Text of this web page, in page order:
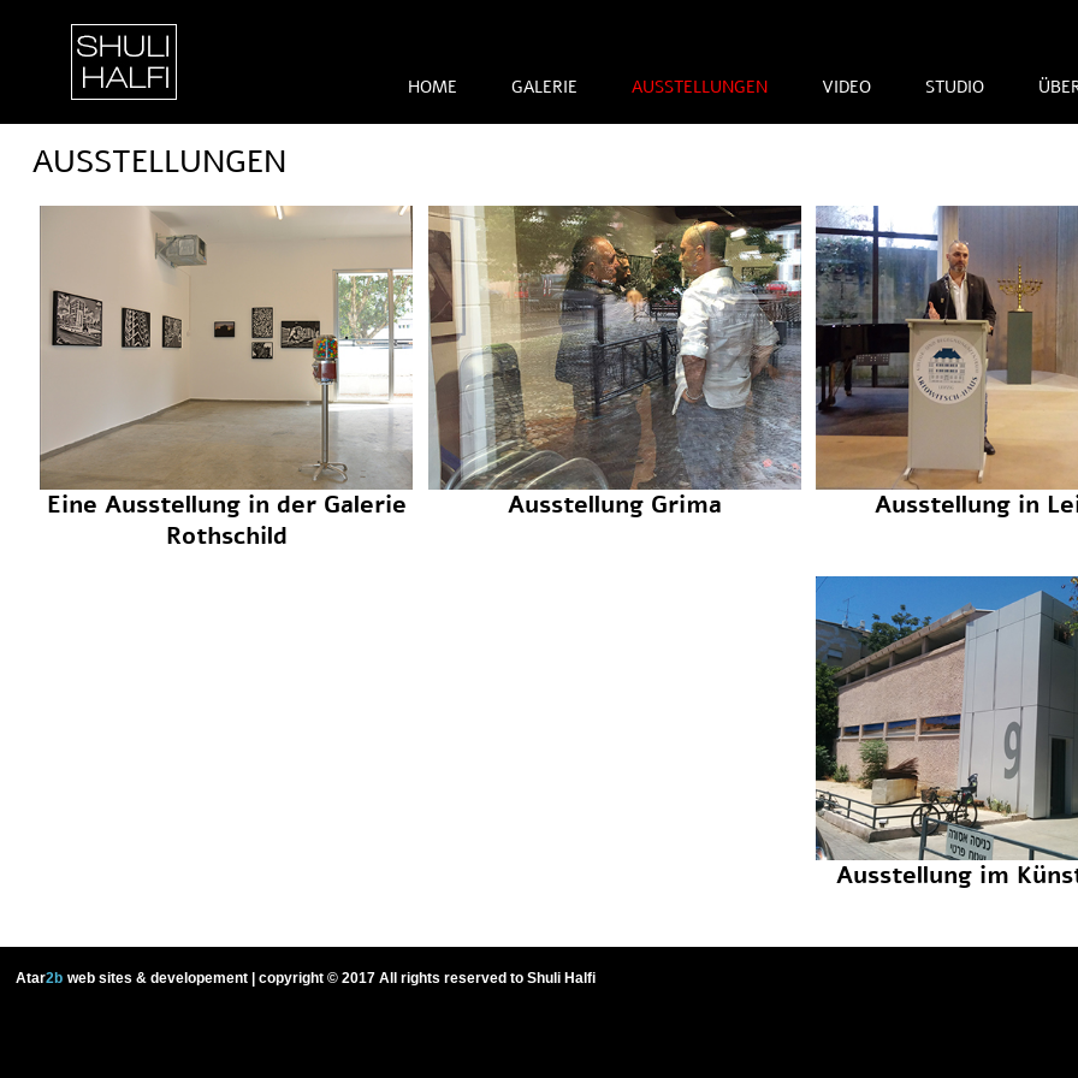
Hhuli Halfi - Photographer
Zum Inhalt springen
HOME GALERIE AUSSTELLUNGEN VIDEO STUDIO
AUSSTELLUNGEN
Ausstellung in
Ausstellung Grima
Eine Ausstellung in der Galerie
Rothschild
Ausstellung im
Atar2b web sites & developement |copyright © 2017 All rights reserved to Shuli Halfi